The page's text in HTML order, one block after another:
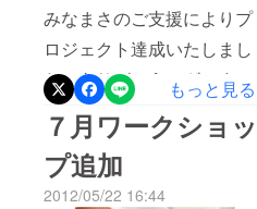
ございました。
みなまさのご支援によりプ
ロジェクト達成いたしまし
た。ありがとうございま
す！こちらでは、今後の撮
影のレポートなども継続し
て公開させていただければ
と思います。ご支援いただ
もっと見る
７月ワークショッ
プ追加
2012/05/22 16:44